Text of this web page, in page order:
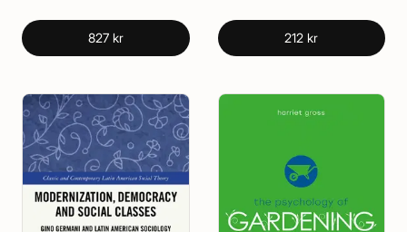
827 kr 212 kr